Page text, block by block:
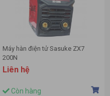
Máy hàn điện tử Sasuke ZX7
200N
Liên hệ
Còn hàng